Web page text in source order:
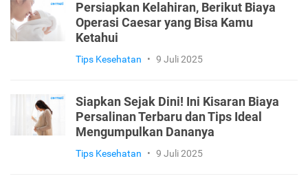
Persiapkan Kelahiran, Berikut Biaya
Operasi Caesar yang Bisa Kamu
Ketahui
Tips Kesehatan • 9 Juli 2025
Siapkan Sejak Dini! Ini Kisaran Biaya
Persalinan Terbaru dan Tips Ideal
Mengumpulkan Dananya
Tips Kesehatan • 9 Juli 2025